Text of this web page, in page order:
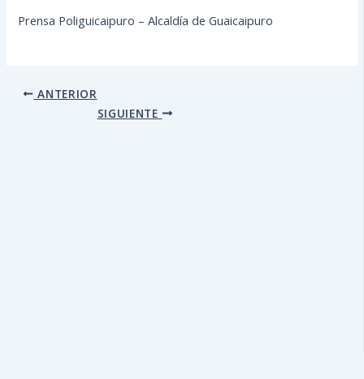
Prensa Poliguicaipuro – Alcaldía de Guaicaipuro
ANTERIOR
SIGUIENTE